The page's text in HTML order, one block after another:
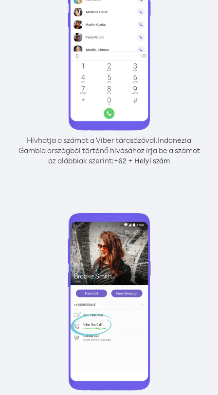
Hívhatja a számot a Viber tárcsázóval.Indonézia
Gambia országból történő hívásához írja be a számot
az alábbiak szerint:+62 + Helyi szám